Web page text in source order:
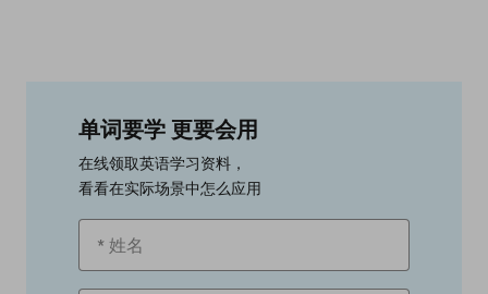
单词要学 更要会用
在线领取英语学习资料，
看看在实际场景中怎么应用